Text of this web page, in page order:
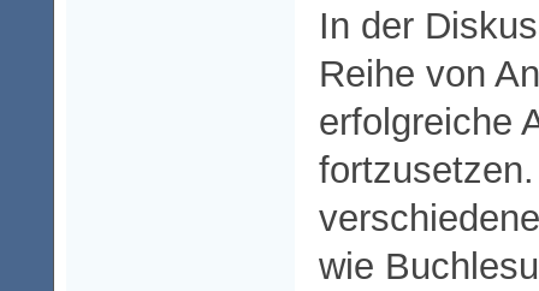
In der
Reihe von
erfolgreiche
wie